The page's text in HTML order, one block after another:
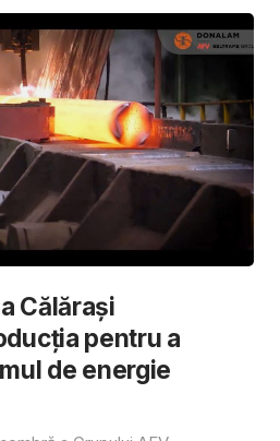
Călărași
pentru a
de energie